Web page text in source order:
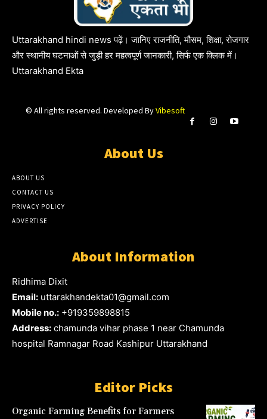
Uttarakhand hindi news पढ़ें। जानिए राजनीति, मौसम, शिक्षा, रोजगार
और स्थानीय घटनाओं से जुड़ी हर महत्वपूर्ण जानकारी, सिर्फ एक क्लिक में।
Uttarakhand Ekta
© All rights reserved. Developed ByVibesoft
About Us
ABOUT US
CONTACT US
PRIVACY POLICY
ADVERTISE
About Information
Ridhima Dixit
Email: uttarakhandekta01@gmail.com
Mobile no.: +919359898815
Address: chamunda vihar phase 1 near Chamunda
hospital Ramnagar Road Kashipur Uttarakhand
Editor Picks
Organic Farming Benefits for Farmers